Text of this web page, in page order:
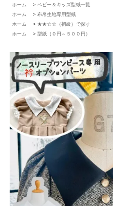
ホーム
> ベビー＆キッズ型紙一覧
ホーム
> 布帛生地専用型紙
ホーム
> ★★☆☆（初級）で探す
ホーム
> 型紙（０円～５００円）